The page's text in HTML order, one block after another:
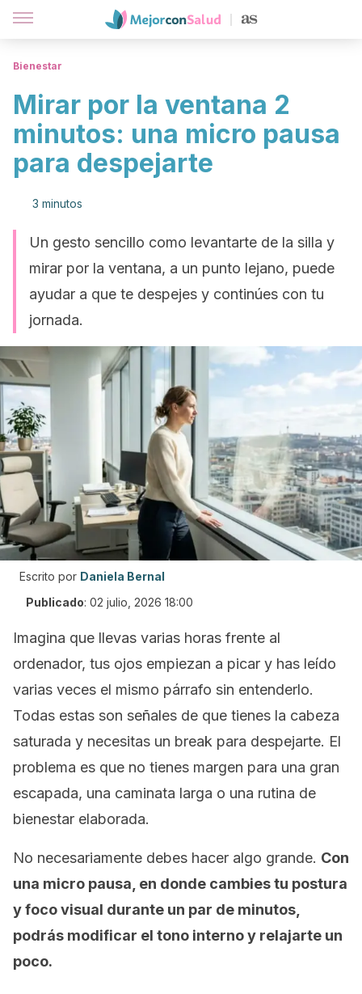
Bienestar
Mirar por la ventana 2
minutos: una micro pausa
para despejarte
3 minutos
Un gesto sencillo como levantarte de la silla y
mirar por la ventana, a un punto lejano, puede
ayudar a que te despejes y continúes con tu
jornada.
Escrito por Daniela Bernal
Publicado: 02 julio, 2026 18:00
Imagina que llevas varias horas frente al
ordenador, tus ojos empiezan a picar y has leído
varias veces el mismo párrafo sin entenderlo.
Todas estas son señales de que tienes la cabeza
saturada y necesitas un break para despejarte. El
problema es que no tienes margen para una gran
escapada, una caminata larga o una rutina de
bienestar elaborada.
No necesariamente debes hacer algo grande. Con
una micro pausa, en donde cambies tu postura
y foco visual durante un par de minutos,
podrás modificar el tono interno y relajarte un
poco.